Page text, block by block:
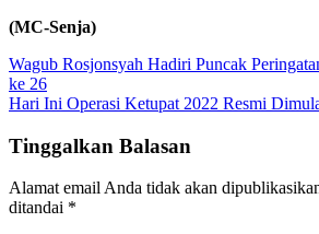
(MC-Senja)
Navigasi
pos
Wagub Rosjonsyah Hadiri Puncak
ke 26
Hari Ini Operasi Ketupat 2022 Resmi
Tinggalkan Balasan
Alamat email Anda tidak akan
ditandai *